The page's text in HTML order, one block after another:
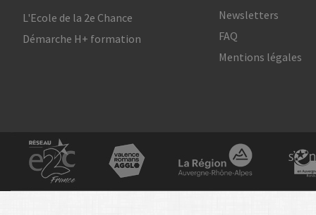
L'Ecole de la 2e Chance
Démarche H+ formation
Newsletters
FAQ
Mentions légales